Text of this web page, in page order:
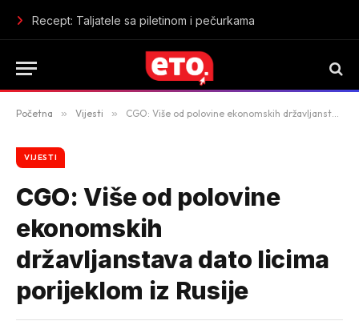
Tržište rada mijenja pravila: više nije dovoljno šta si završio,
Početna » Vijesti » CGO: Više od polovine ekonomskih državljanstava dato licima porijeklom iz Rusije
VIJESTI
CGO: Više od polovine
ekonomskih
državljanstava dato licima
porijeklom iz Rusije